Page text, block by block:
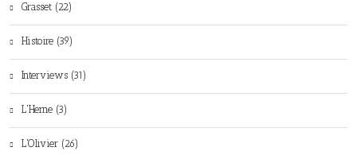
Grasset (22)
Histoire (39)
Interviews (31)
L'Herne (3)
L'Olivier (26)